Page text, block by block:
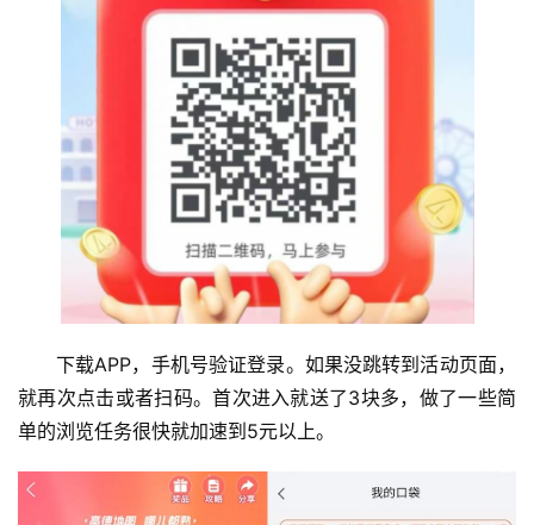
下载APP，手机号验证登录。如果没跳转到活动页面，
就再次点击或者扫码。首次进入就送了3块多，做了一些简
单的浏览任务很快就加速到5元以上。